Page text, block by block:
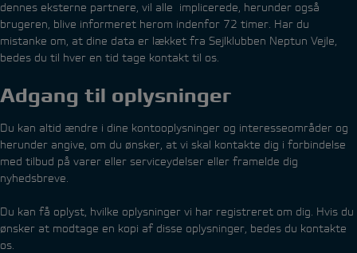
dennes eksterne partnere, vil alle implicerede, herunder også
brugeren, blive informeret herom indenfor 72 timer. Har du
mistanke om, at dine data er lækket fra Sejlklubben Neptun Vejle,
bedes du til hver en tid tage kontakt til os.
Adgang til oplysninger
Du kan altid ændre i dine kontooplysninger og interesseområder og
herunder angive, om du ønsker, at vi skal kontakte dig i forbindelse
med tilbud på varer eller serviceydelser eller framelde dig
nyhedsbreve.
Du kan få oplyst, hvilke oplysninger vi har registreret om dig. Hvis du
ønsker at modtage en kopi af disse oplysninger, bedes du kontakte
os.